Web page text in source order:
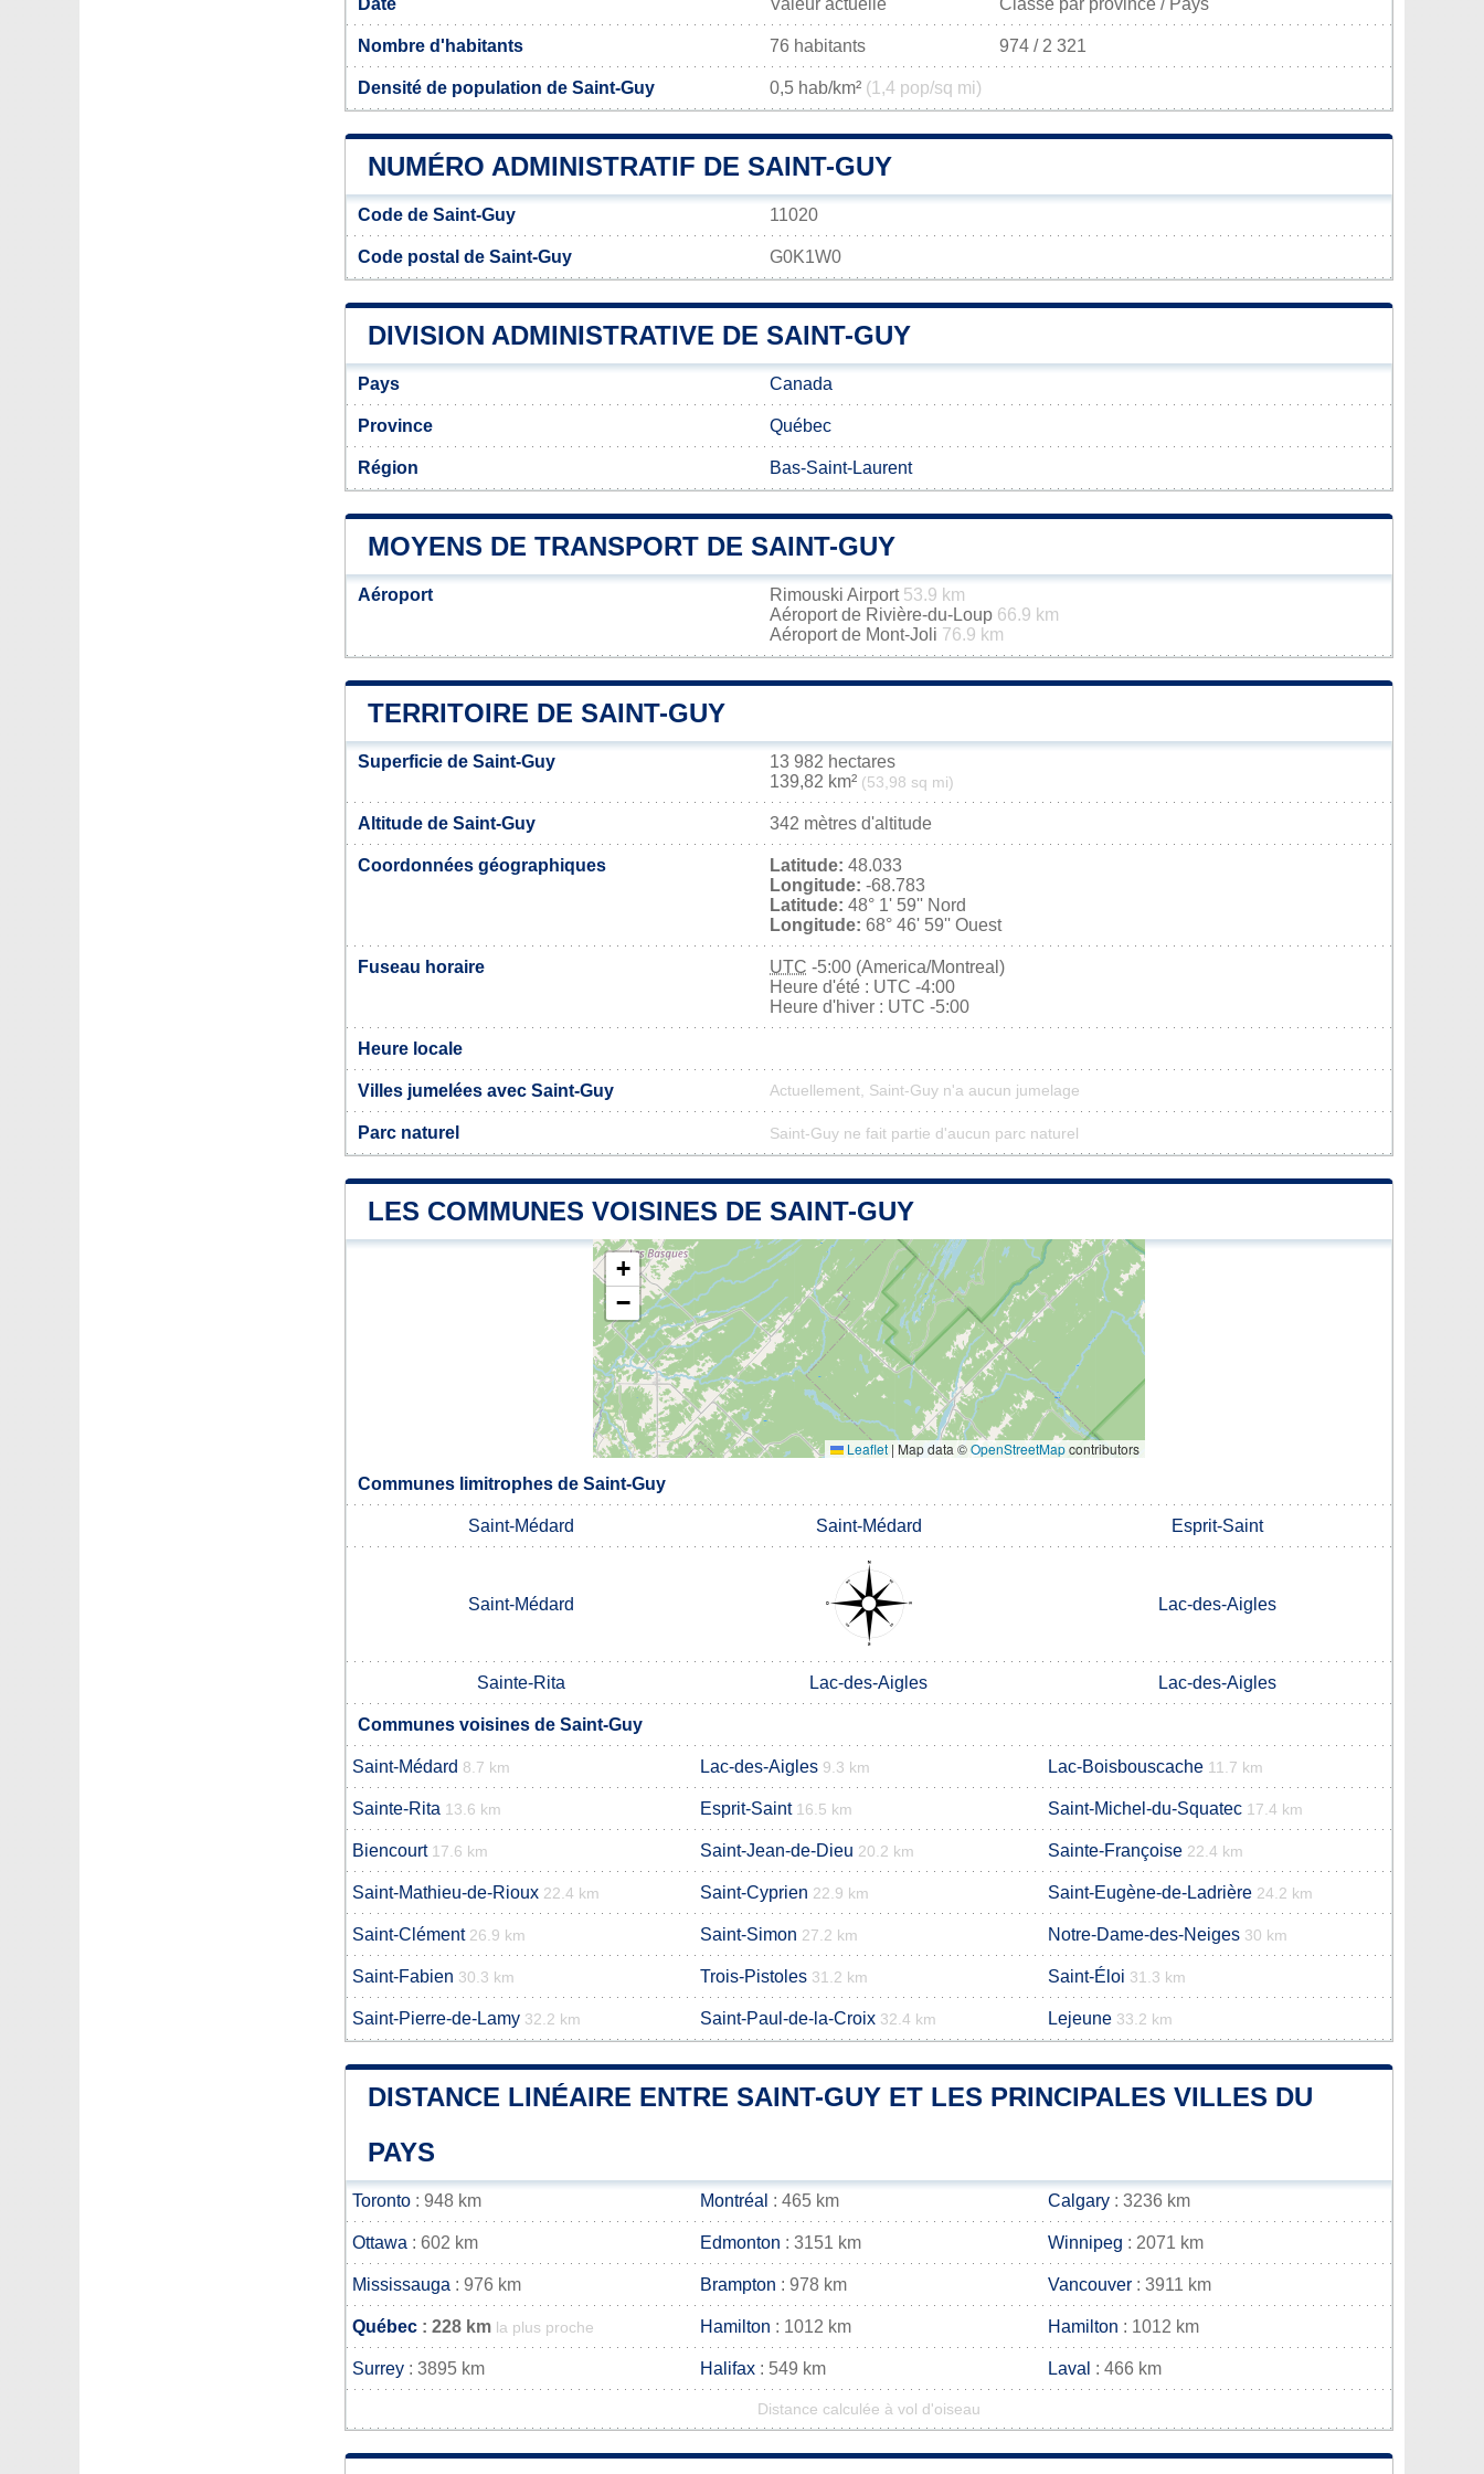
Date Valeur actuelle Classé par province / Pays
Nombre d'habitants 76 habitants 974 / 2 321
Densité de population de Saint-Guy 0,5 hab/km² (1,4 pop/sq mi)
NUMÉRO ADMINISTRATIF DE SAINT-GUY
Code de Saint-Guy 11020
Code postal de Saint-Guy G0K1W0
DIVISION ADMINISTRATIVE DE SAINT-GUY
Pays Canada
Province Québec
Région Bas-Saint-Laurent
MOYENS DE TRANSPORT DE SAINT-GUY
Aéroport Rimouski Airport 53.9 km
Aéroport de Rivière-du-Loup 66.9 km
Aéroport de Mont-Joli 76.9 km
TERRITOIRE DE SAINT-GUY
Superficie de Saint-Guy
13 982 hectares
139,82 km² (53,98 sq mi)
Altitude de Saint-Guy 342 mètres d'altitude
Coordonnées géographiques Latitude: 48.033
Longitude: -68.783
Latitude: 48° 1' 59'' Nord
Longitude: 68° 46' 59'' Ouest
Fuseau horaire UTC -5:00 (America/Montreal)
Heure d'été : UTC -4:00
Heure d'hiver : UTC -5:00
Heure locale
Villes jumelées avec Saint-Guy Actuellement, Saint-Guy n'a aucun jumelage
Parc naturel Saint-Guy ne fait partie d'aucun parc naturel
LES COMMUNES VOISINES DE SAINT-GUY
+
−
Leaflet | Map data ©OpenStreetMapcontributors
Communes limitrophes de Saint-Guy
Saint-Médard Saint-Médard Esprit-Saint
Saint-Médard Lac-des-Aigles
Sainte-Rita Lac-des-Aigles Lac-des-Aigles
Communes voisines de Saint-Guy
Saint-Médard 8.7 km Lac-des-Aigles 9.3 km Lac-Boisbouscache 11.7 km
Sainte-Rita 13.6 km Esprit-Saint 16.5 km Saint-Michel-du-Squatec 17.4 km
Biencourt 17.6 km Saint-Jean-de-Dieu 20.2 km Sainte-Françoise 22.4 km
Saint-Mathieu-de-Rioux 22.4 km Saint-Cyprien 22.9 km Saint-Eugène-de-Ladrière 24.2 km
Saint-Clément 26.9 km Saint-Simon 27.2 km Notre-Dame-des-Neiges 30 km
Saint-Fabien 30.3 km Trois-Pistoles 31.2 km Saint-Éloi 31.3 km
Saint-Pierre-de-Lamy 32.2 km Saint-Paul-de-la-Croix 32.4 km Lejeune 33.2 km
DISTANCE LINÉAIRE ENTRE SAINT-GUY ET LES PRINCIPALES VILLES DU
PAYS
Toronto : 948 km Montréal : 465 km Calgary : 3236 km
Ottawa : 602 km Edmonton : 3151 km Winnipeg : 2071 km
Mississauga : 976 km Brampton : 978 km Vancouver : 3911 km
Québec : 228 km la plus proche Hamilton : 1012 km Hamilton : 1012 km
Surrey : 3895 km Halifax : 549 km Laval : 466 km
Distance calculée à vol d'oiseau